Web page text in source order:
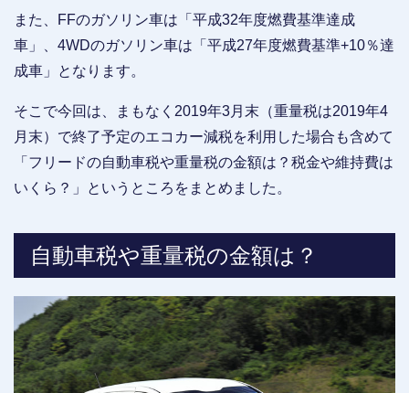
また、FFのガソリン車は「平成32年度燃費基準達成
車」、4WDのガソリン車は「平成27年度燃費基準+10％達
成車」となります。
そこで今回は、まもなく2019年3月末（重量税は2019年4
月末）で終了予定のエコカー減税を利用した場合も含めて
「フリードの自動車税や重量税の金額は？税金や維持費は
いくら？」というところをまとめました。
自動車税や重量税の金額は？